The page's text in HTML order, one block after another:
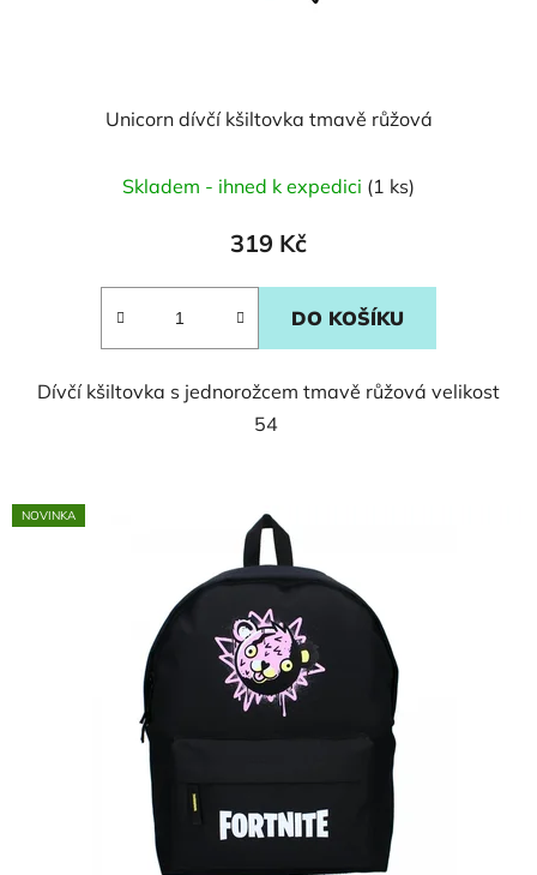
Unicorn dívčí kšiltovka tmavě růžová
Skladem - ihned k expedici (1 ks)
319 Kč
DO KOŠÍKU
Dívčí kšiltovka s jednorožcem tmavě růžová velikost
54
NOVINKA